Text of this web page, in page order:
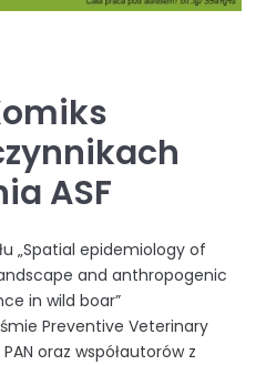
ASF
„Spatial epidemiology of
and anthropogenic
in wild boar”
Preventive Veterinary
oraz współautorów z